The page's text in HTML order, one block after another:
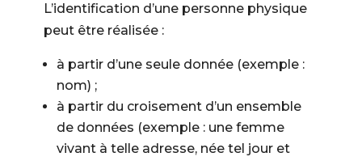
L’identification d’une personne physique
peut être réalisée :
à partir d’une seule donnée (exemple :
nom) ;
à partir du croisement d’un ensemble
de données (exemple : une femme
vivant à telle adresse, née tel jour et